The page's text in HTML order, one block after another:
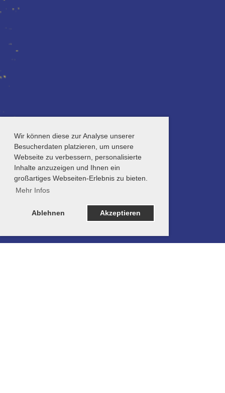
Wir können diese zur Analyse unserer
Besucherdaten platzieren, um unsere
Webseite zu verbessern, personalisierte
Inhalte anzuzeigen und Ihnen ein
großartiges Webseiten-Erlebnis zu bieten.
Mehr Infos
Ablehnen Akzeptieren